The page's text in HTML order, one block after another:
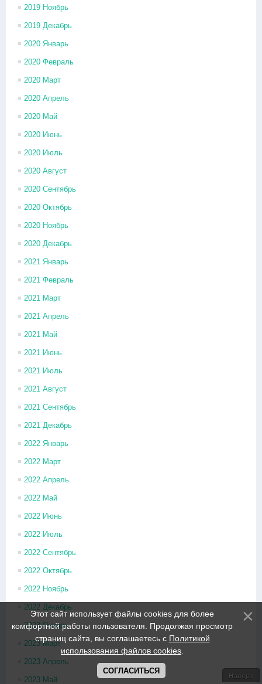
2019 Ноябрь
2019 Декабрь
2020 Январь
2020 Февраль
2020 Март
2020 Апрель
2020 Май
2020 Июнь
2020 Июль
2020 Август
2020 Сентябрь
2020 Октябрь
2020 Ноябрь
2020 Декабрь
2021 Январь
2021 Февраль
2021 Март
2021 Апрель
2021 Май
2021 Июнь
2021 Июль
2021 Август
2021 Сентябрь
2021 Декабрь
2022 Январь
2022 Март
2022 Апрель
2022 Май
2022 Июнь
2022 Июль
2022 Сентябрь
2022 Октябрь
2022 Ноябрь
2022 Декабрь
2023 Январь
2023 Март
2023 Апрель
2023 Май
Этот сайт использует файлы cookies для более
комфортной работы пользователя. Продолжая просмотр
страниц сайта, вы соглашаетесь с Политикой
использования файлов cookies
СОГЛАСИТЬСЯ